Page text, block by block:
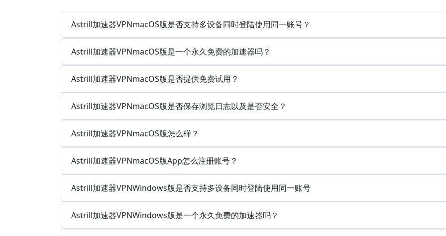
Astrill加速器VPNmacOS版是否支持多设备同时登陆使用同一账号？
Astrill加速器VPNmacOS版是一个永久免费的加速器吗？
Astrill加速器VPNmacOS版是否提供免费试用？
Astrill加速器VPNmacOS版是否保存浏览日志以及是否安全？
Astrill加速器VPNmacOS版怎么样？
Astrill加速器VPNmacOS版App怎么注册账号？
Astrill加速器VPNWindows版是否支持多设备同时登陆使用同一账号
Astrill加速器VPNWindows版是一个永久免费的加速器吗？